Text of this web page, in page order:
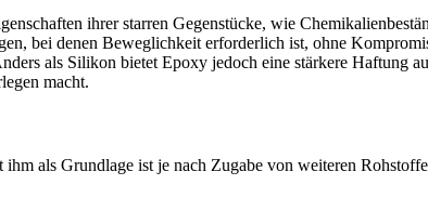
ihrer starren Gegenstücke, wie
bei denen Beweglichkeit erforderlich ist, ohne
als Silikon bietet Epoxy jedoch eine stärkere Haftung
macht.
als Grundlage ist je nach Zugabe von weiteren